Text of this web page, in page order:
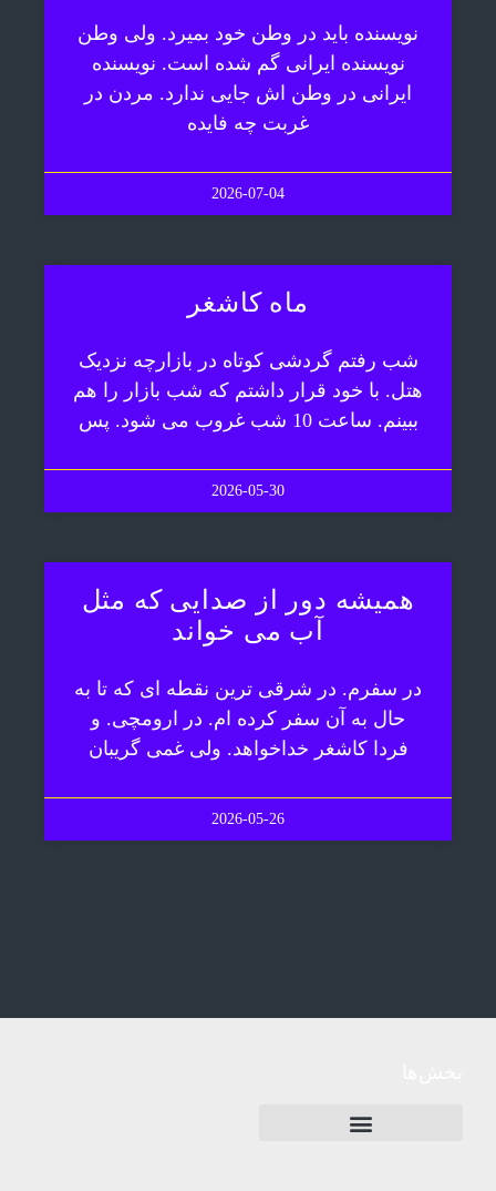
نویسنده باید در وطن خود بمیرد. ولی وطن
نویسنده ایرانی گم شده است. نویسنده
ایرانی در وطن اش جایی ندارد. مردن در
غربت چه فایده
2026-07-04
ماه کاشغر
شب رفتم گردشی کوتاه در بازارچه نزدیک
هتل. با خود قرار داشتم که شب بازار را هم
ببینم. ساعت 10 شب غروب می شود. پس
2026-05-30
همیشه دور از صدایی که مثل
آب می خواند
در سفرم. در شرقی ترین نقطه ای که تا به
حال به آن سفر کرده ام. در ارومچی. و
فردا کاشغر خداخواهد. ولی غمی گریبان
2026-05-26